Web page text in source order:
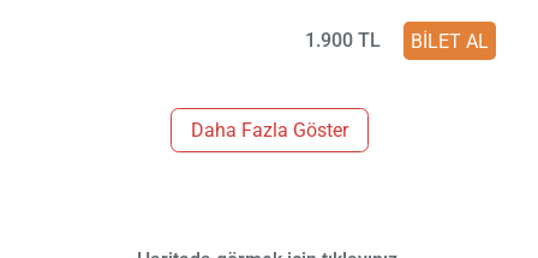
1.900 TL BİLET AL
Daha Fazla Göster